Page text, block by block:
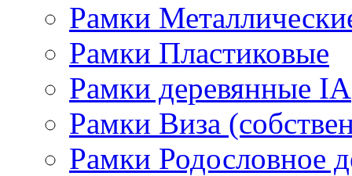
Рамки
Рамки Пластиковые
Рамки деревянные IA
Рамки Виза
Рамки Родословное